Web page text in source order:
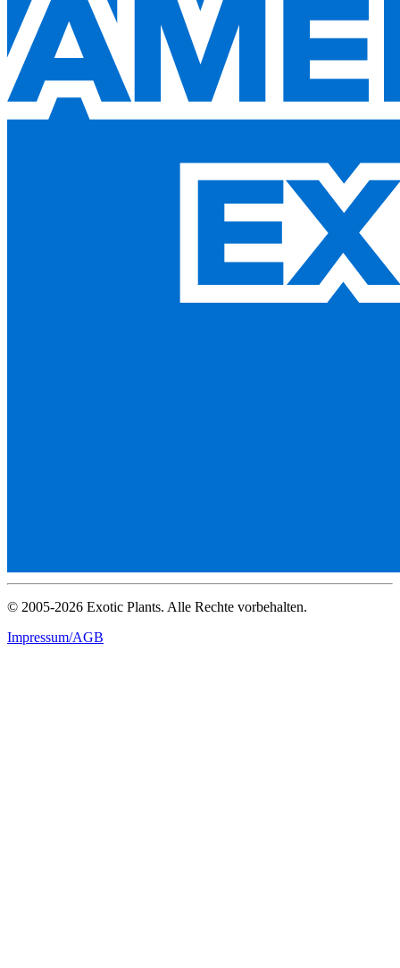
© 2005-2026 Exotic Plants. Alle Rechte vorbehalten.
Impressum/AGB